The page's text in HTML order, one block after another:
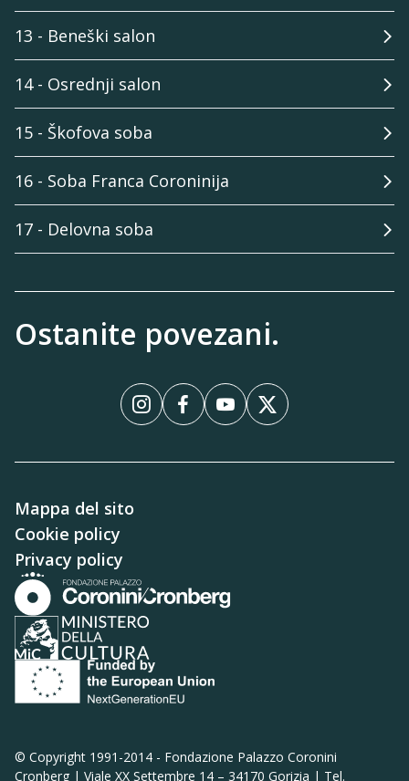
13 - Beneški salon
14 - Osrednji salon
15 - Škofova soba
16 - Soba Franca Coroninija
17 - Delovna soba
Ostanite povezani.
InstagramInstagram
FacebookFacebook
YouTubeYouTube
XX
Mappa del sito
Cookie policy
Privacy policy
© Copyright 1991-2014 - Fondazione Palazzo Coronini
Cronberg | Viale XX Settembre 14 – 34170 Gorizia | Tel.